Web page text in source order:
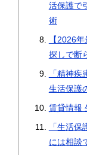
活保護で
術
【2026
探しで断
「精神
生活保護
賃貸情報
「生活
には相談